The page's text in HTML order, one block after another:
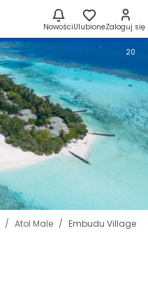
NowościUlubioneZaloguj się
Atol Male Embudu Village
20